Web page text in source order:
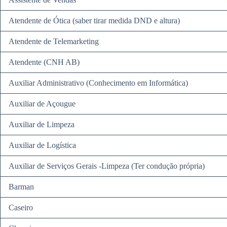
Atendente de Ótica (saber tirar medida DND e altura)
Atendente de Telemarketing
Atendente (CNH AB)
Auxiliar Administrativo (Conhecimento em Informática)
Auxiliar de Açougue
Auxiliar de Limpeza
Auxiliar de Logística
Auxiliar de Serviços Gerais -Limpeza (Ter condução própria)
Barman
Caseiro